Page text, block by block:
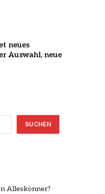
neues
Auswahl, neue
SUCHEN
Alleskönner?